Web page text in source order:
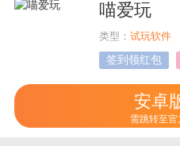
喵爱玩
类型：试玩软件
签到领红包
安卓
需跳转至